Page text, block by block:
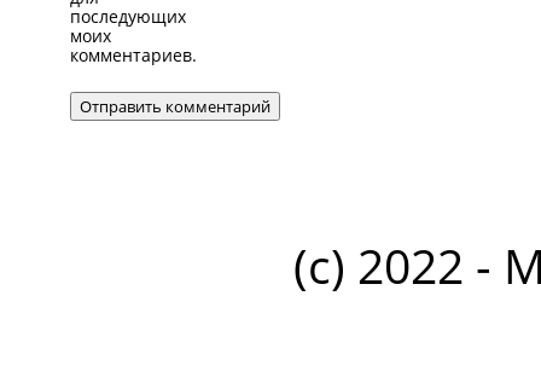
последующих
моих
комментариев.
(c) 2022 -